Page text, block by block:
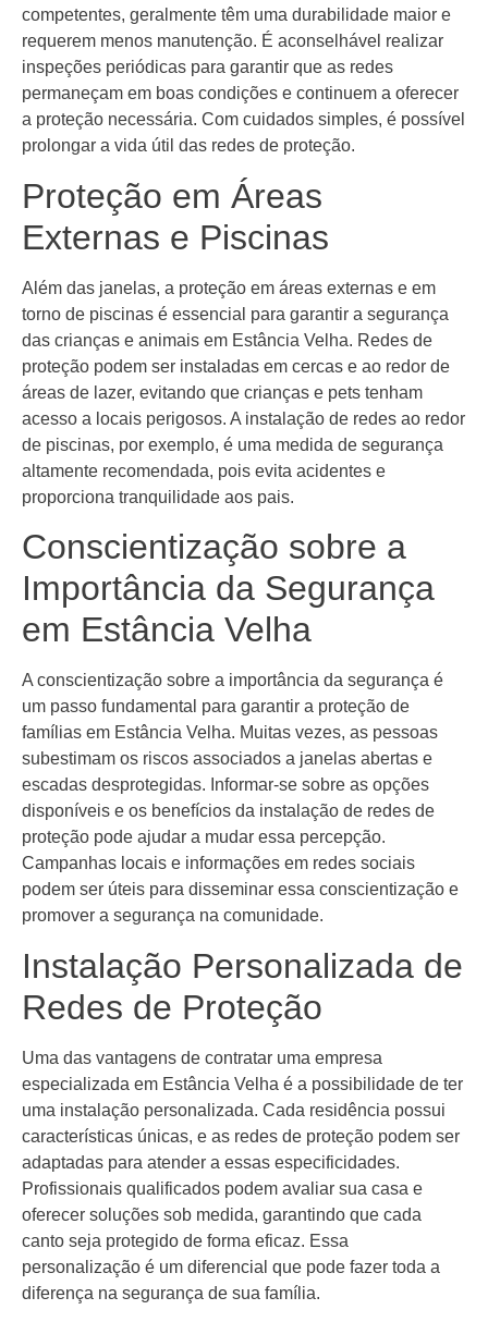
competentes, geralmente têm uma durabilidade maior e
requerem menos manutenção. É aconselhável realizar
inspeções periódicas para garantir que as redes
permaneçam em boas condições e continuem a oferecer
a proteção necessária. Com cuidados simples, é possível
prolongar a vida útil das redes de proteção.
Proteção em Áreas
Externas e Piscinas
Além das janelas, a proteção em áreas externas e em
torno de piscinas é essencial para garantir a segurança
das crianças e animais em Estância Velha. Redes de
proteção podem ser instaladas em cercas e ao redor de
áreas de lazer, evitando que crianças e pets tenham
acesso a locais perigosos. A instalação de redes ao redor
de piscinas, por exemplo, é uma medida de segurança
altamente recomendada, pois evita acidentes e
proporciona tranquilidade aos pais.
Conscientização sobre a
Importância da Segurança
em Estância Velha
A conscientização sobre a importância da segurança é
um passo fundamental para garantir a proteção de
famílias em Estância Velha. Muitas vezes, as pessoas
subestimam os riscos associados a janelas abertas e
escadas desprotegidas. Informar-se sobre as opções
disponíveis e os benefícios da instalação de redes de
proteção pode ajudar a mudar essa percepção.
Campanhas locais e informações em redes sociais
podem ser úteis para disseminar essa conscientização e
promover a segurança na comunidade.
Instalação Personalizada de
Redes de Proteção
Uma das vantagens de contratar uma empresa
especializada em Estância Velha é a possibilidade de ter
uma instalação personalizada. Cada residência possui
características únicas, e as redes de proteção podem ser
adaptadas para atender a essas especificidades.
Profissionais qualificados podem avaliar sua casa e
oferecer soluções sob medida, garantindo que cada
canto seja protegido de forma eficaz. Essa
personalização é um diferencial que pode fazer toda a
diferença na segurança de sua família.